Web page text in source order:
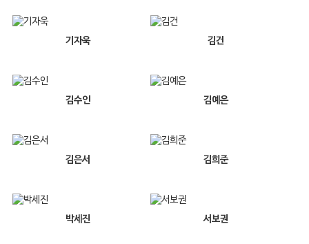
기자욱 김건
김수인 김예은
김은서 김희준
박세진 서보권